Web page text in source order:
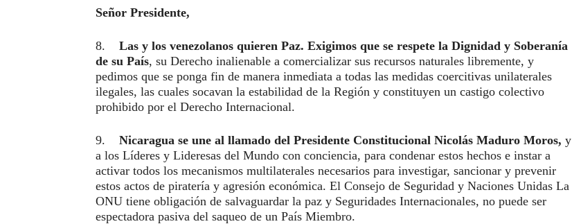
Señor Presidente,
8. Las y los venezolanos quieren Paz. Exigimos que se respete la Dignidad y Soberanía
de su País, su Derecho inalienable a comercializar sus recursos naturales libremente, y
pedimos que se ponga fin de manera inmediata a todas las medidas coercitivas unilaterales
ilegales, las cuales socavan la estabilidad de la Región y constituyen un castigo colectivo
prohibido por el Derecho Internacional.
9. Nicaragua se une al llamado del Presidente Constitucional Nicolás Maduro Moros, y
a los Líderes y Lideresas del Mundo con conciencia, para condenar estos hechos e instar a
activar todos los mecanismos multilaterales necesarios para investigar, sancionar y prevenir
estos actos de piratería y agresión económica. El Consejo de Seguridad y Naciones Unidas La
ONU tiene obligación de salvaguardar la paz y Seguridades Internacionales, no puede ser
espectadora pasiva del saqueo de un País Miembro.